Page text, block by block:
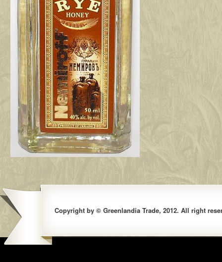
Copyright by © Greenlandia Trade, 2012. All right